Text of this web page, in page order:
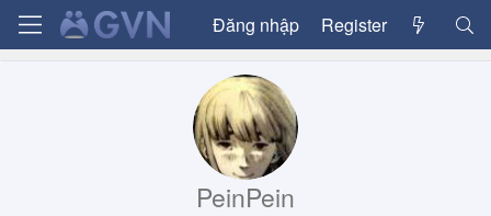
Đăng nhập Register
PeinPein